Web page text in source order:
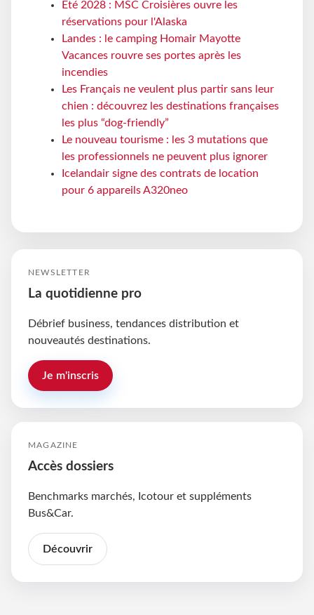
Eté 2028 : MSC Croisières ouvre les
réservations pour l'Alaska
Landes : le camping Homair Mayotte
Vacances rouvre ses portes après les
incendies
Les Français ne veulent plus partir sans leur
chien : découvrez les destinations françaises
les plus “dog-friendly”
Le nouveau tourisme : les 3 mutations que
les professionnels ne peuvent plus ignorer
Icelandair signe des contrats de location
pour 6 appareils A320neo
NEWSLETTER
La quotidienne pro
Débrief business, tendances distribution et
nouveautés destinations.
Je m'inscris
MAGAZINE
Accès dossiers
Benchmarks marchés, Icotour et suppléments
Bus&Car.
Découvrir